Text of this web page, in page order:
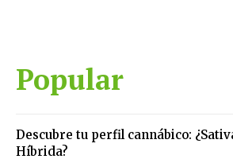
Popular
Descubre tu perfil cannábico:
Híbrida?